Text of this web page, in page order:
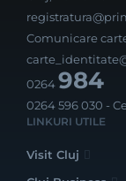
Comunicare
0264984
0264 596 030 -
LINKURI UTILE
Visit Cluj